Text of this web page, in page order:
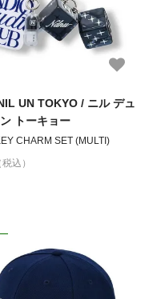
UN TOKYO / ニル デュ
トーキョー
CHARM SET (MULTI)
税込）